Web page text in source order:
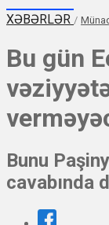
XƏBƏRLƏR /
Bu gün
Bunu
cavabında